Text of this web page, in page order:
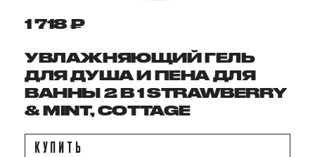
1 718 ₽
УВЛАЖНЯЮЩИЙ ГЕЛЬ
ДЛЯ ДУША И ПЕНА ДЛЯ
ВАННЫ 2 В 1 STRAWBERRY
& MINT, COTTAGE
КУПИТЬ